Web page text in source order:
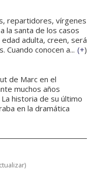
repartidores, vírgenes
la santa de los casos
adulta, creen, será
Cuando conocen a... (+)
de Marc en el
muchos años
historia de su último
en la dramática
)